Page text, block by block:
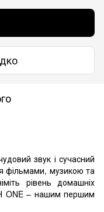
звук і сучасний
фільмами, музикою та
рівень домашніх
ONE – нашим першим